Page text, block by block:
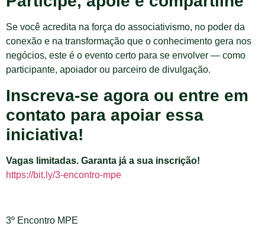
Se você acredita na força do associativismo, no poder da
conexão e na transformação que o conhecimento gera nos
negócios, este é o evento certo para se envolver — como
participante, apoiador ou parceiro de divulgação.
Inscreva-se agora ou entre em
contato para apoiar essa
iniciativa!
Vagas limitadas. Garanta já a sua inscrição!
https://bit.ly/3-encontro-mpe
3º Encontro MPE